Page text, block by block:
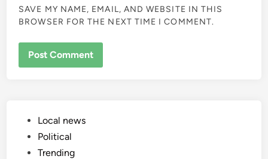
SAVE MY NAME, EMAIL, AND WEBSITE IN THIS
BROWSER FOR THE NEXT TIME I COMMENT.
PostedLocal news
Political
Trending